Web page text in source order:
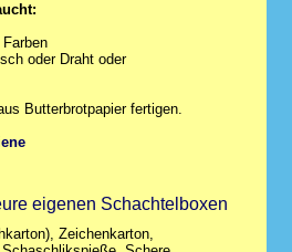
oder Draht oder
Butterbrotpapier fertigen.
eigenen Schachtelboxen
Zeichenkarton,